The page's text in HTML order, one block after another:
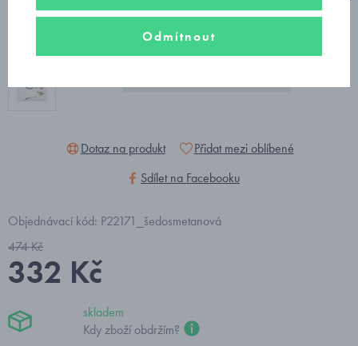
Dotaz na produkt
Přidat mezi oblíbené
Sdílet na Facebooku
Objednávací kód: P22171_šedosmetanová
474 Kč
332 Kč
skladem
Kdy zboží obdržím?
Odmítnout